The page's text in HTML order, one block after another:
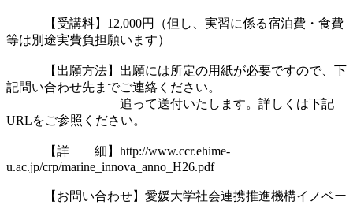
【受講料】12,000円（但し、実習に係る宿泊費・食費
等は別途実費負担願います）
【出願方法】出願には所定の用紙が必要ですので、下
記問い合わせ先までご連絡ください。
追って送付いたします。詳しくは下記
URLをご参照ください。
【詳　　細】http://www.ccr.ehime-
u.ac.jp/crp/marine_innova_anno_H26.pdf
【お問い合わせ】愛媛大学社会連携推進機構イノベー